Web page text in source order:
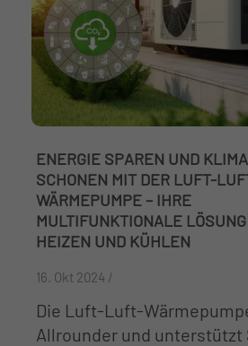
ENERGIE SPAREN UND KLIMA
SCHONEN MIT DER LUFT-
WÄRMEPUMPE – IHRE
MULTIFUNKTIONALE
HEIZEN UND KÜHLEN
16. Okt 2024 /
Die Luft-Luft-
Allrounder und unterstützt